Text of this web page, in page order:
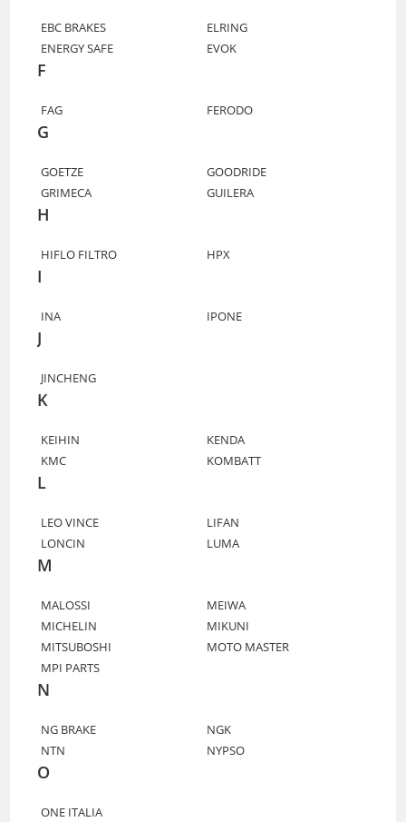
EBC BRAKES
ELRING
ENERGY SAFE
EVOK
F
FAG FERODO
G
GOETZE
GOODRIDE
GRIMECA
GUILERA
H
HIFLO FILTRO HPX
I
INA IPONE
J
JINCHENG
K
KEIHIN
KENDA
KMC
KOMBATT
L
LEO VINCE
LIFAN
LONCIN
LUMA
M
MALOSSI
MEIWA
MICHELIN
MIKUNI
MITSUBOSHI
MOTO MASTER
MPI PARTS
N
NG BRAKE
NGK
NTN
NYPSO
O
ONE ITALIA